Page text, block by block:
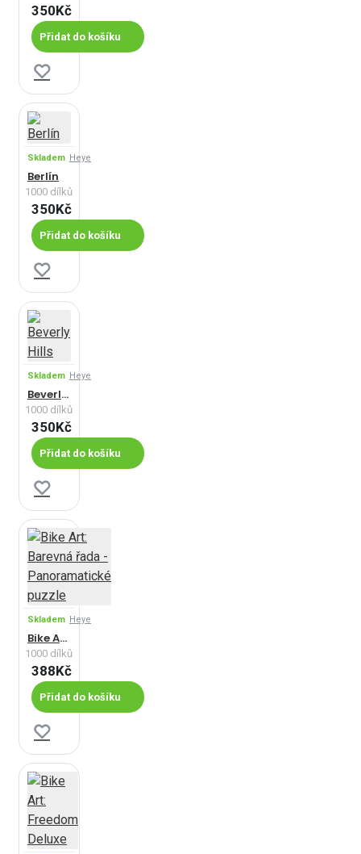
350Kč
Přidat do košíku
Skladem Heye
Berlín
1000 dílků
350Kč
Přidat do košíku
Skladem Heye
Beverly Hills
1000 dílků
350Kč
Přidat do košíku
Skladem Heye
Bike Art: Barevná řada - Panoramatické puzzle
1000 dílků
388Kč
Přidat do košíku